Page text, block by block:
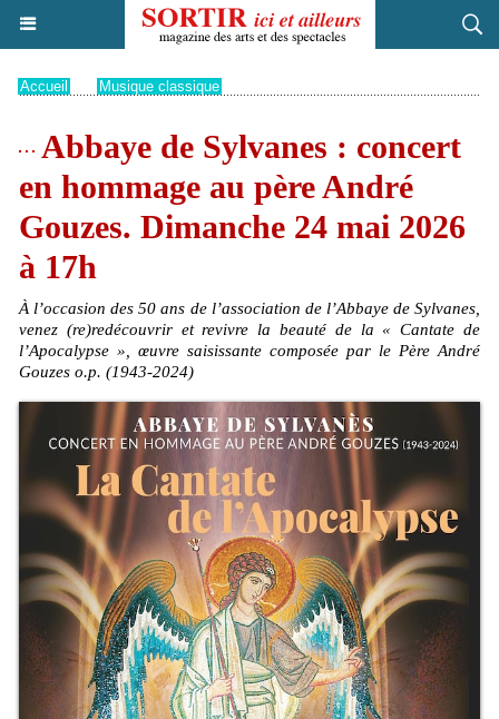
Accueil Musique classique
Abbaye de Sylvanes : concert
en hommage au père André
Gouzes. Dimanche 24 mai 2026
à 17h
À l’occasion des 50 ans de l’association de l’Abbaye de Sylvanes,
venez (re)redécouvrir et revivre la beauté de la « Cantate de
l’Apocalypse », œuvre saisissante composée par le Père André
Gouzes o.p. (1943-2024)